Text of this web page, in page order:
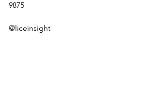
9875
@liceinsight